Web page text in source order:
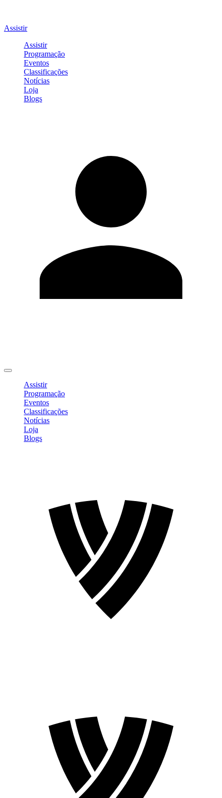
Assistir
Assistir
Programação
Eventos
Classificações
Notícias
Loja
Blogs
Assistir
Programação
Eventos
Classificações
Notícias
Loja
Blogs